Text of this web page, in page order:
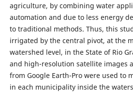
agriculture, by combining water
automation and due to less energy
to traditional methods. Thus, this
irrigated by the central pivot, at the
watershed level, in the State of Rio
and high-resolution satellite images
from Google Earth-Pro were used to
in each municipality inside the